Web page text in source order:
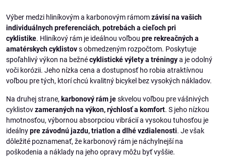
Výber medzi hliníkovým a karbonovým rámomzávisí na vašich
individuálnych preferenciách, potrebách a cieľoch pri
cyklistike. Hliníkový rám je ideálnou voľbou pre rekreačných a
amatérskych cyklistovs obmedzeným rozpočtom. Poskytuje
spoľahlivý výkon na bežnécyklistické výlety a tréningya je odolný
voči korózii. Jeho nízka cena a dostupnosť ho robia atraktívnou
voľbou pre tých, ktorí chcú kvalitný bicykel bez vysokých nákladov.
Na druhej strane, karbonový rám jeskvelou voľbou pre vášnivých
cyklistovzameraných na výkon, rýchlosť a komfort. S jeho nízkou
hmotnosťou, výbornou absorpciou vibrácií a vysokou tuhosťou je
ideálnypre závodnú jazdu, triatlon a dlhé vzdialenosti. Je však
dôležité poznamenať, že karbonový rám je náchylnejší na
poškodenia a náklady na jeho opravy môžu byť vyššie.